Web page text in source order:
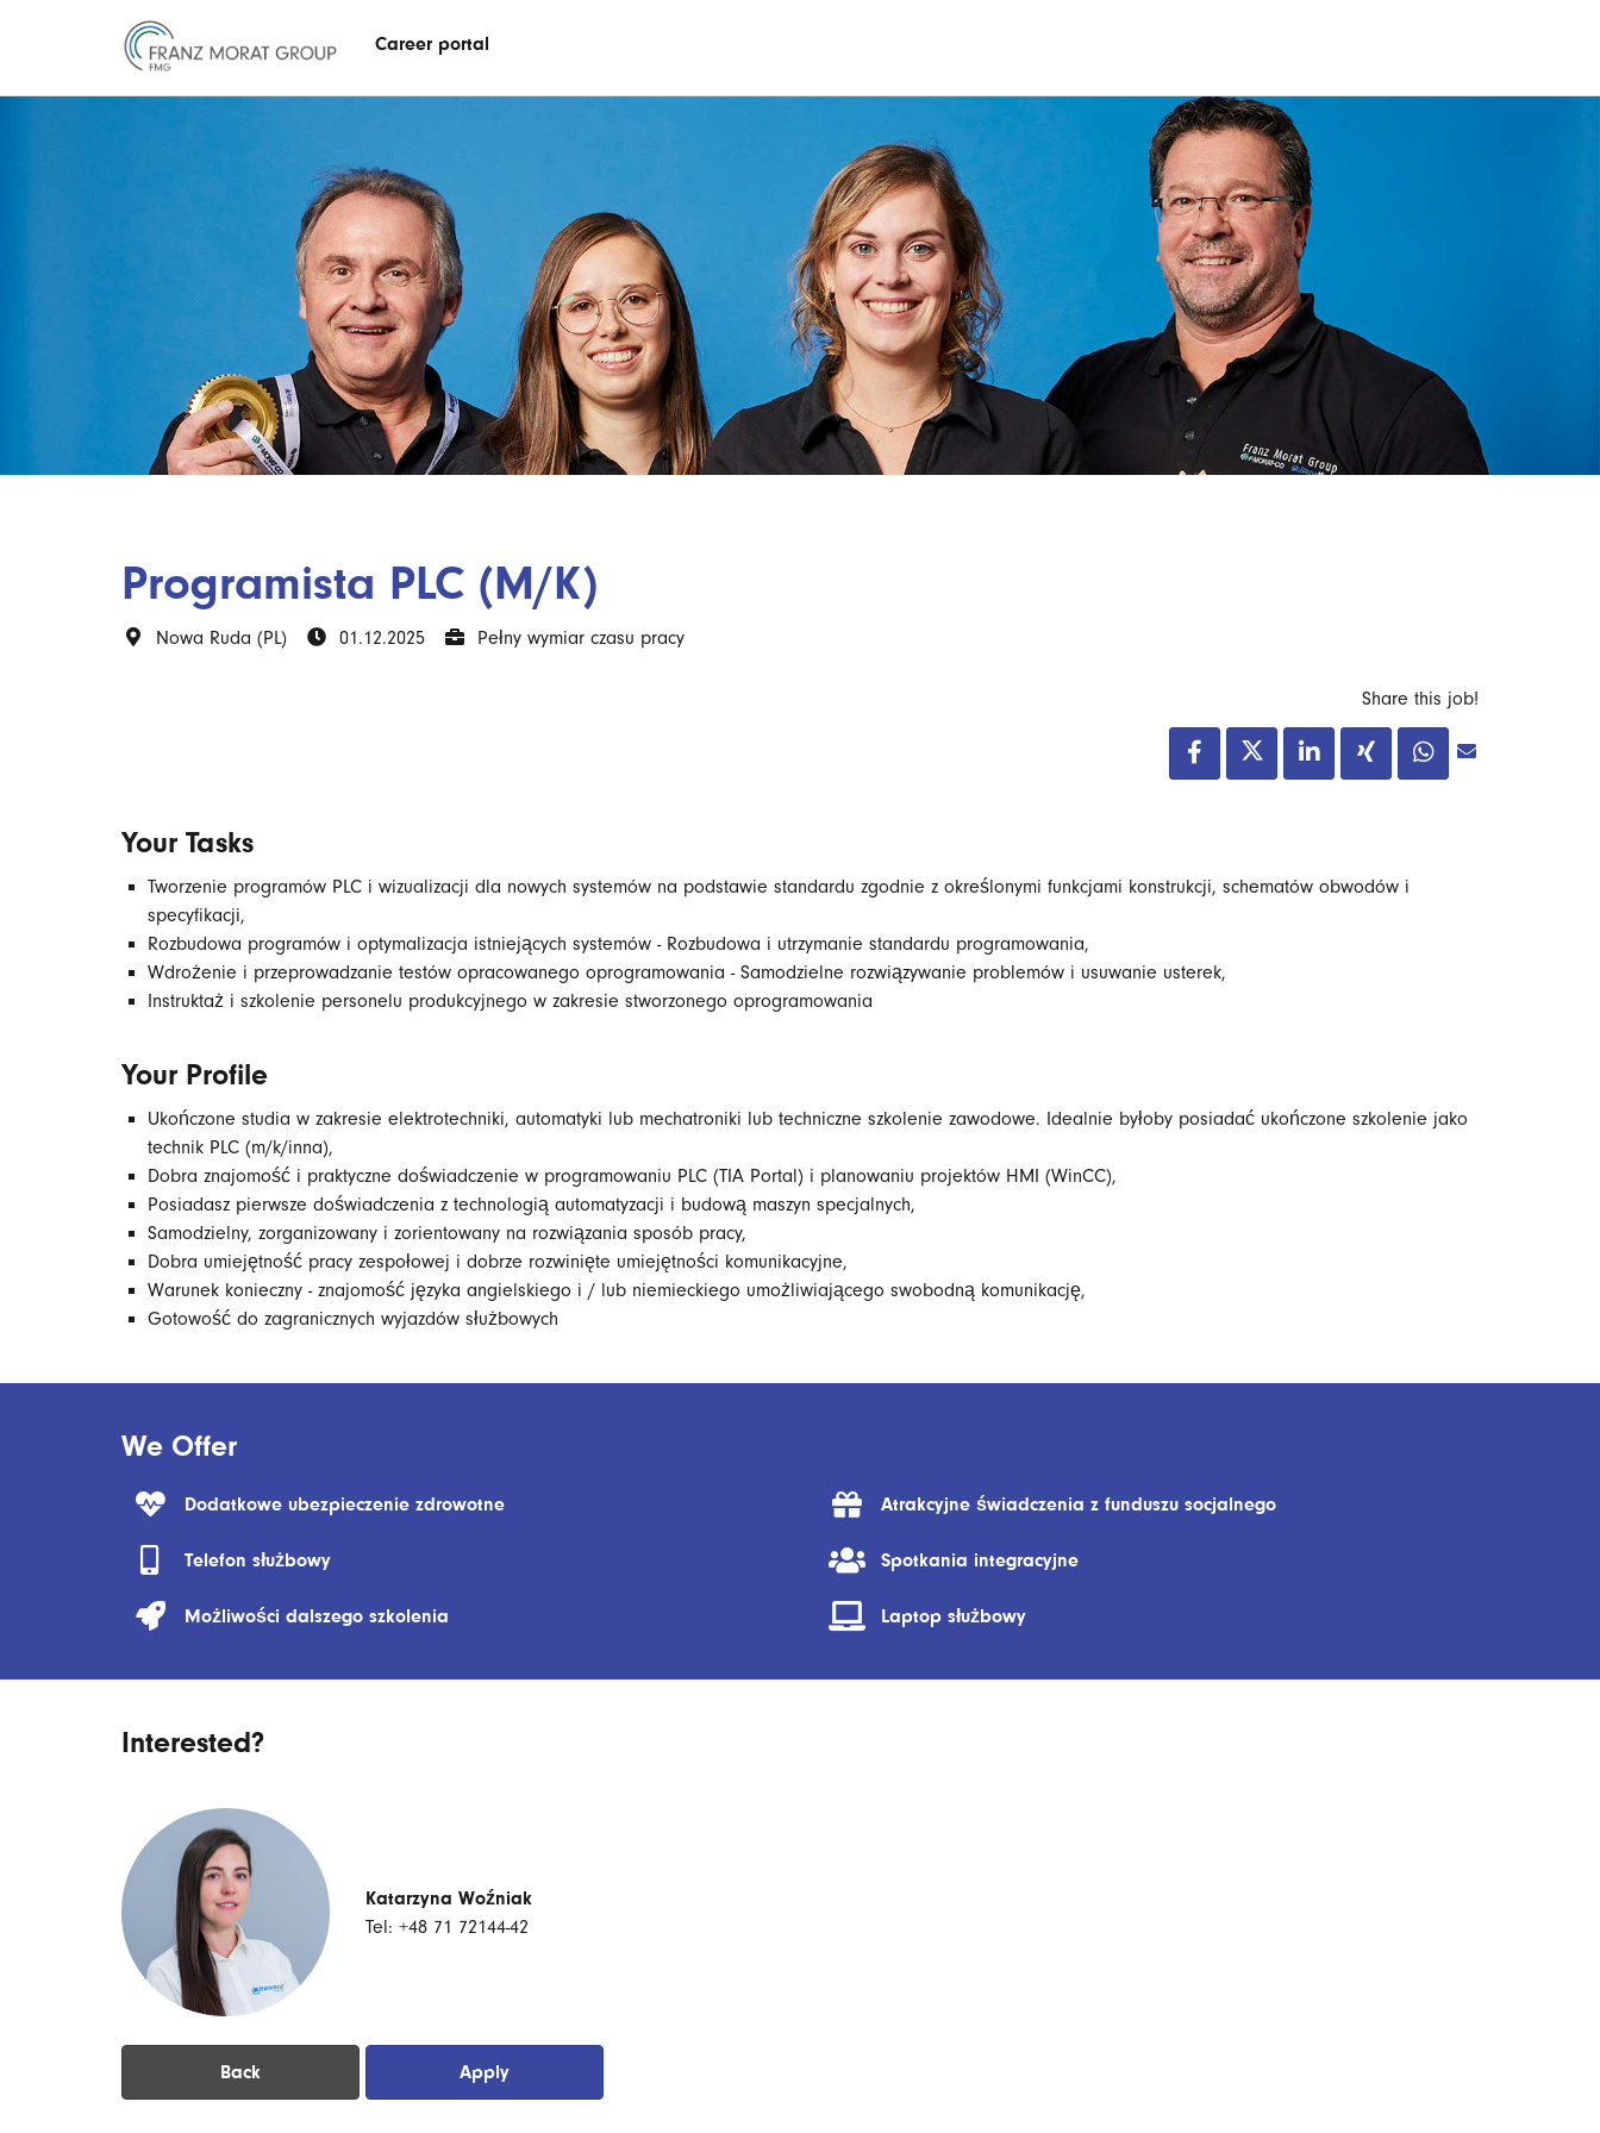
Career portal
Programista PLC (M/K)
Nowa Ruda (PL) 01.12.2025 Pełny wymiar czasu pracy
Share this job!
Your Tasks
Tworzenie programów PLC i wizualizacji dla nowych systemów na podstawie standardu zgodnie z określonymi funkcjami konstrukcji, schematów obwodów i
specyfikacji,
Rozbudowa programów i optymalizacja istniejących systemów - Rozbudowa i utrzymanie standardu programowania,
Wdrożenie i przeprowadzanie testów opracowanego oprogramowania - Samodzielne rozwiązywanie problemów i usuwanie usterek,
Instruktaż i szkolenie personelu produkcyjnego w zakresie stworzonego oprogramowania
Your Profile
Ukończone studia w zakresie elektrotechniki, automatyki lub mechatroniki lub techniczne szkolenie zawodowe. Idealnie byłoby posiadać ukończone szkolenie jako
technik PLC (m/k/inna),
Dobra znajomość i praktyczne doświadczenie w programowaniu PLC (TIA Portal) i planowaniu projektów HMI (WinCC),
Posiadasz pierwsze doświadczenia z technologią automatyzacji i budową maszyn specjalnych,
Samodzielny, zorganizowany i zorientowany na rozwiązania sposób pracy,
Dobra umiejętność pracy zespołowej i dobrze rozwinięte umiejętności komunikacyjne,
Warunek konieczny - znajomość języka angielskiego i / lub niemieckiego umożliwiającego swobodną komunikację,
Gotowość do zagranicznych wyjazdów służbowych
We Offer
Dodatkowe ubezpieczenie zdrowotne Atrakcyjne świadczenia z funduszu socjalnego
Telefon służbowy Spotkania integracyjne
Możliwości dalszego szkolenia Laptop służbowy
Interested?
Katarzyna Woźniak
Tel: +48 71 72144-42
Back Apply